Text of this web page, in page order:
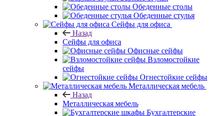
Обеденные столы
Обеденные стулья
Сейфы для офиса
Назад
Сейфы для офиса
Офисные сейфы
Взломостойкие
сейфы
Огнестойкие сейфы
Металлическая мебель
Назад
Металлическая мебель
Бухгалтерские